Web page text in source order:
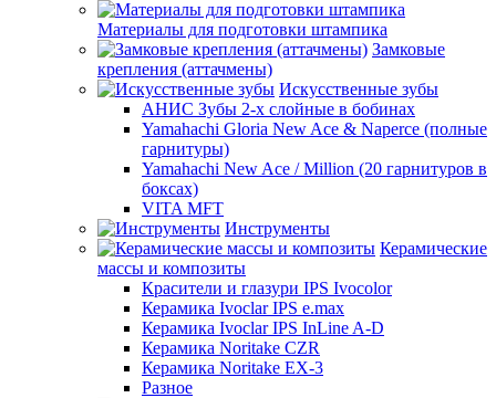
Материалы для подготовки штампика
Замковые
крепления (аттачмены)
Искусственные зубы
АНИС Зубы 2-х слойные в бобинах
Yamahachi Gloria New Ace & Naperce (полные
гарнитуры)
Yamahachi New Ace / Million (20 гарнитуров в
боксах)
VITA MFT
Инструменты
Керамические
массы и композиты
Красители и глазури IPS Ivocolor
Керамика Ivoclar IPS e.max
Керамика Ivoclar IPS InLine A-D
Керамика Noritake CZR
Керамика Noritake EX-3
Разное